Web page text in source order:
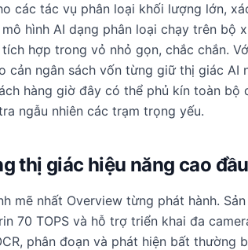
các tác vụ phân loại khối lượng lớn,
hình AI dạng phân loại chạy trên bộ
hợp trong vỏ nhỏ gọn, chắc chắn.
cản ngân sách vốn từng giữ thị giác
hàng giờ đây có thể phủ kín toàn bộ
ngẫu nhiên các trạm trọng yếu.
thị giác hiệu năng cao
mẽ nhất Overview từng phát hành.
70 TOPS và hỗ trợ triển khai đa
phân đoạn và phát hiện bất thường